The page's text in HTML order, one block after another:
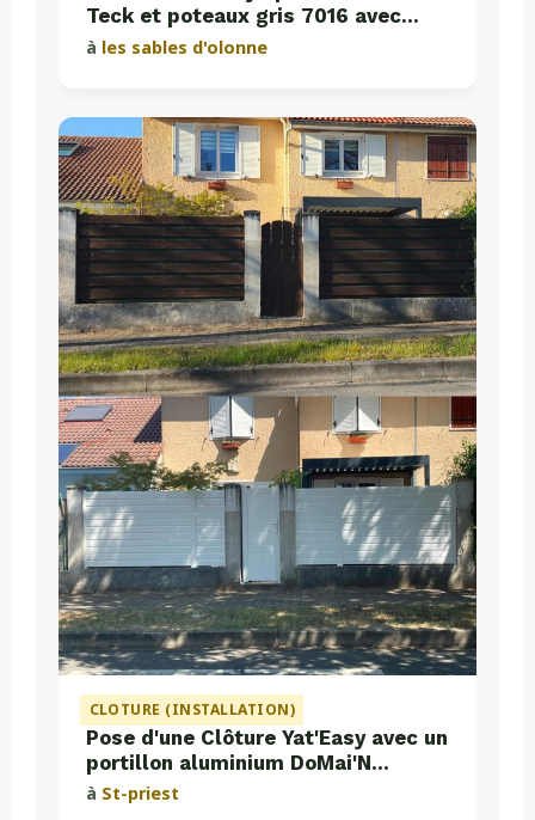
Teck et poteaux gris 7016 avec
plaques de soubassement béton
à les sables d'olonne
CLOTURE (INSTALLATION)
Pose d'une Clôture Yat'Easy avec un
portillon aluminium DoMai'N
Colmont
à St-priest